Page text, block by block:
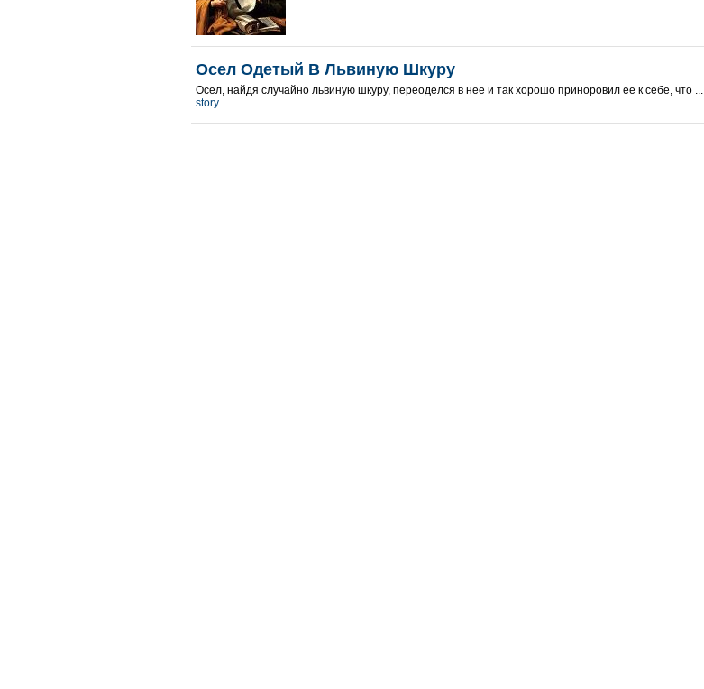
Осел Одетый В Львиную Шкуру
Осел, найдя случайно львиную шкуру, переоделся в нее и так хорошо приноровил ее к себе, что ...
story